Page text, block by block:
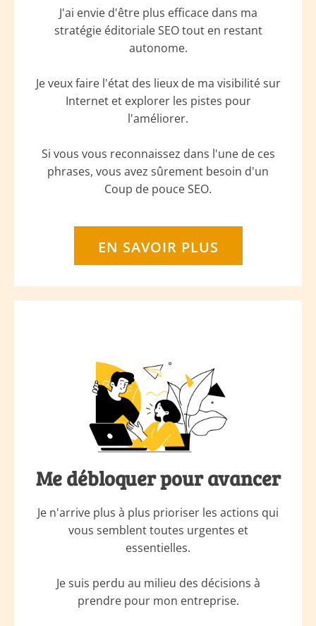
J'ai envie d'être plus efficace dans ma
stratégie éditoriale SEO tout en restant
autonome.
Je veux faire l'état des lieux de ma visibilité sur
Internet et explorer les pistes pour
l'améliorer.
Si vous vous reconnaissez dans l'une de ces
phrases, vous avez sûrement besoin d'un
Coup de pouce SEO.
EN SAVOIR PLUS
Me débloquer pour avancer
Je n'arrive plus à plus prioriser les actions qui
vous semblent toutes urgentes et
essentielles.
Je suis perdu au milieu des décisions à
prendre pour mon entreprise.